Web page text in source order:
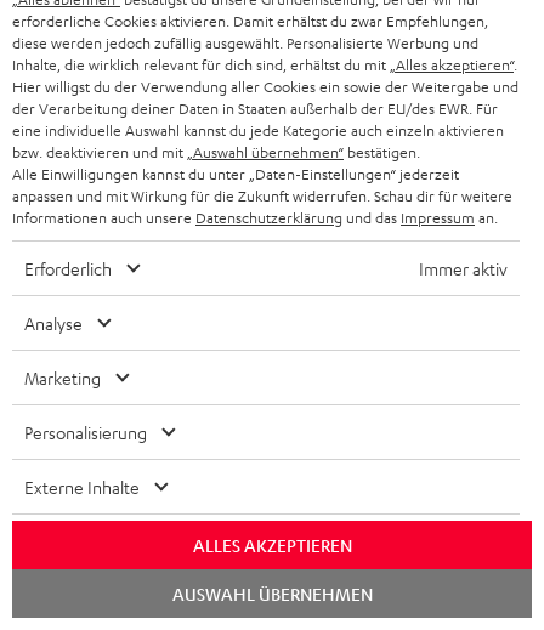
Teufel Blog
Audio-Technologien, HiFi-Trends, Tipps & Tricks
Häufige Fragen
Kontakt
Rückgabe / Rücktritt
Sendungsverfolgung
im Store beraten.
erforderliche Cookies aktivieren. Damit erhältst du zwar Empfehlungen,
diese werden jedoch zufällig ausgewählt. Personalisierte Werbung und
Inhalte, die wirklich relevant für dich sind, erhältst du mit „Alles akzeptieren“.
Hier willigst du der Verwendung aller Cookies ein sowie der Weitergabe und
der Verarbeitung deiner Daten in Staaten außerhalb der EU/des EWR. Für
eine individuelle Auswahl kannst du jede Kategorie auch einzeln aktivieren
bzw. deaktivieren und mit „Auswahl übernehmen“ bestätigen.
Alle Einwilligungen kannst du unter „Daten-Einstellungen“ jederzeit
anpassen und mit Wirkung für die Zukunft widerrufen. Schau dir für weitere
Informationen auch unsere Datenschutzerklärung und das Impressum an.
Erforderlich Immer aktiv
Analyse
Marketing
Personalisierung
Externe Inhalte
ALLES AKZEPTIEREN
AUSWAHL ÜBERNEHMEN